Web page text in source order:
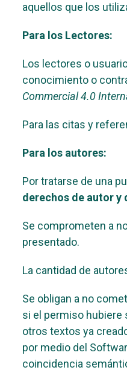
aquellos que los
Para los Lectores:
Los lectores o
conocimiento o
Commercial 4.0
Para las citas y
Para los autores:
Por tratarse de una
derechos de autor y
Se comprometen a
presentado.
La cantidad de
Se obligan a no
si el permiso
otros textos ya
por medio del
coincidencia